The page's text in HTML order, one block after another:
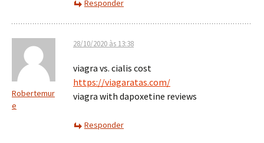
Responder
Robertemur
e
28/10/2020 às 13:38
viagra vs. cialis cost
https://viagaratas.com/
viagra with dapoxetine reviews
Responder